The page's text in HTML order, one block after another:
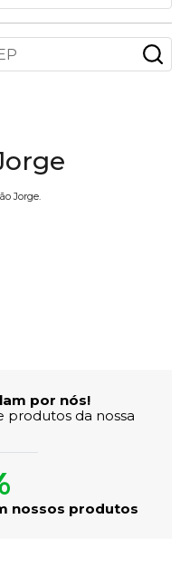
Jorge.
por nós!
produtos da nossa
nossos produtos